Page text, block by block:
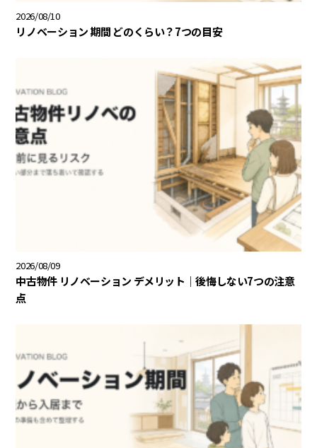
2026/08/10
リノベーション 期間 どのくらい？7つの目安
2026/08/09
中古物件 リノベーション デメリット｜後悔しない7つの注意
点